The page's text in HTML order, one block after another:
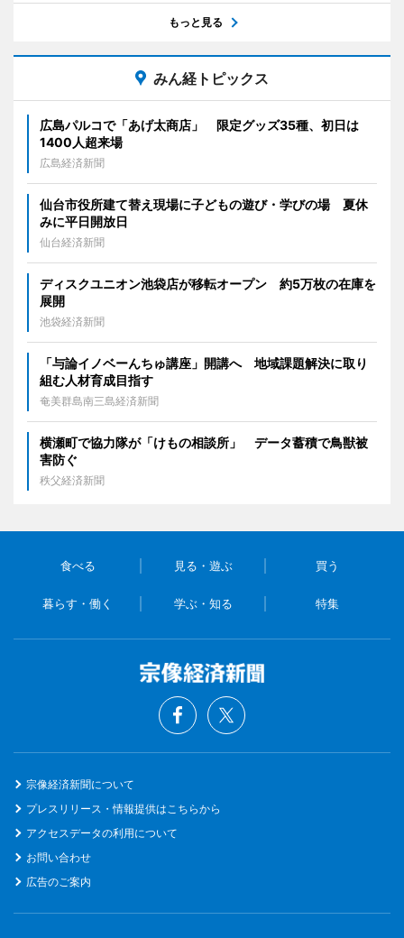
もっと見る
みん経トピックス
広島パルコで「あげ太商店」 限定グッズ35種、初日は
1400人超来場
広島経済新聞
仙台市役所建て替え現場に子どもの遊び・学びの場 夏休
みに平日開放日
仙台経済新聞
ディスクユニオン池袋店が移転オープン 約5万枚の在庫を
展開
池袋経済新聞
「与論イノベーんちゅ講座」開講へ 地域課題解決に取り
組む人材育成目指す
奄美群島南三島経済新聞
横瀬町で協力隊が「けもの相談所」 データ蓄積で鳥獣被
害防ぐ
秩父経済新聞
食べる 見る・遊ぶ 買う
暮らす・働く 学ぶ・知る 特集
宗像経済新聞について
プレスリリース・情報提供はこちらから
アクセスデータの利用について
お問い合わせ
広告のご案内